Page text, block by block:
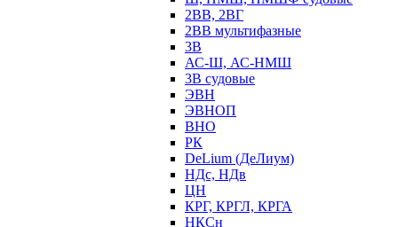
2ВВ, 2ВГ
2ВВ мультифазные
3В
АС-Ш, АС-НМШ
3В судовые
ЭВН
ЭВНОП
ВНО
РК
DeLium (ДеЛиум)
НДс, НДв
ЦН
КРГ, КРГЛ, КРГА
НКСн